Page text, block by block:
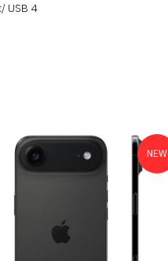
USB 4
NEW